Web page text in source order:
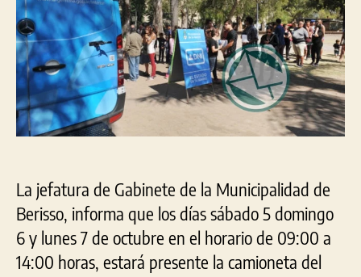
Nueva
Villa
Argüello
La jefatura de Gabinete de la Municipalidad de
Berisso, informa que los días sábado 5 domingo
6 y lunes 7 de octubre en el horario de 09:00 a
14:00 horas, estará presente la camioneta del